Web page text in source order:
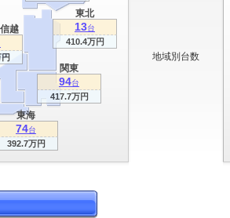
関東
94台
417.7万円
東海
74台
392.7万円
東北
13台
410.4万円
越
地域別台数